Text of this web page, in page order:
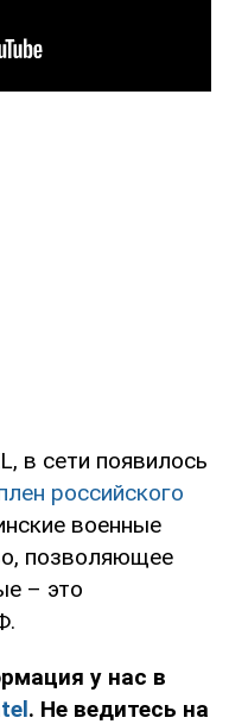
в сети появилось
российского
военные
позволяющее
– это
у нас в
. Не ведитесь на